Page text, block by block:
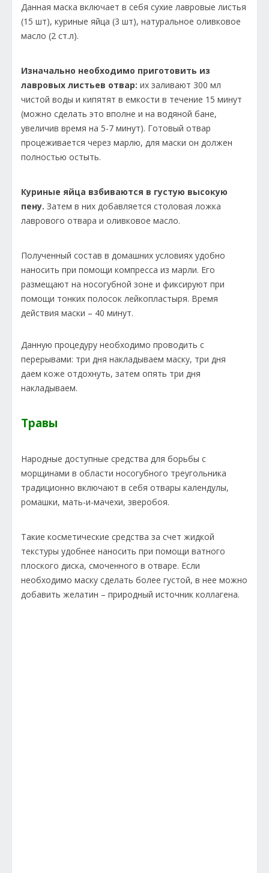
Данная маска включает в себя сухие лавровые листья
(15 шт), куриные яйца (3 шт), натуральное оливковое
масло (2 ст.л).
Изначально необходимо приготовить из
лавровых листьев отвар: их заливают 300 мл
чистой воды и кипятят в емкости в течение 15 минут
(можно сделать это вполне и на водяной бане,
увеличив время на 5-7 минут). Готовый отвар
процеживается через марлю, для маски он должен
полностью остыть.
Куриные яйца взбиваются в густую высокую
пену. Затем в них добавляется столовая ложка
лаврового отвара и оливковое масло.
Полученный состав в домашних условиях удобно
наносить при помощи компресса из марли. Его
размещают на носогубной зоне и фиксируют при
помощи тонких полосок лейкопластыря. Время
действия маски – 40 минут.
Данную процедуру необходимо проводить с
перерывами: три дня накладываем маску, три дня
даем коже отдохнуть, затем опять три дня
накладываем.
Травы
Народные доступные средства для борьбы с
морщинами в области носогубного треугольника
традиционно включают в себя отвары календулы,
ромашки, мать-и-мачехи, зверобоя.
Такие косметические средства за счет жидкой
текстуры удобнее наносить при помощи ватного
плоского диска, смоченного в отваре. Если
необходимо маску сделать более густой, в нее можно
добавить желатин – природный источник коллагена.